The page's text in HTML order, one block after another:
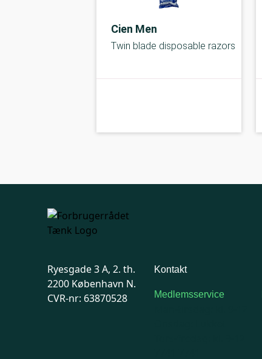
Cien Men
Twin blade disposable razors
Ryesgade 3 A, 2. th.
2200 København N.
CVR-nr: 63870528
Kontakt
Medlemsservice